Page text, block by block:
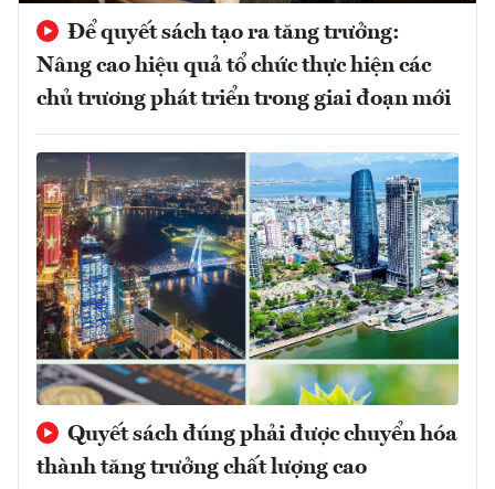
Để quyết sách tạo ra tăng trưởng:
Nâng cao hiệu quả tổ chức thực hiện các
chủ trương phát triển trong giai đoạn mới
Quyết sách đúng phải được chuyển hóa
thành tăng trưởng chất lượng cao